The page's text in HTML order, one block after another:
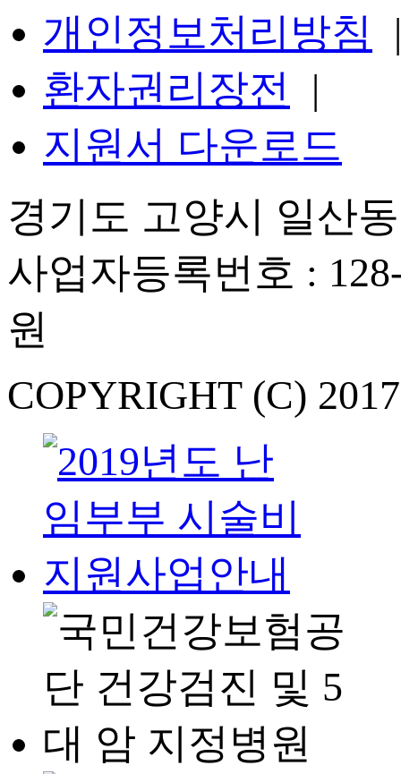
개인정보처리방침
환자권리장전
|
지원서 다운로드
경기도 고양시 일산
사업자등록번호 :
원
COPYRIGHT (C)